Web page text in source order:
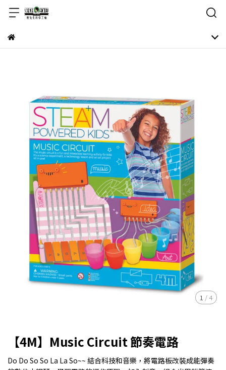
1 / 4
【4M】Music Circuit 節奏電路
Do Do So So La La So~~ 結合科技和音樂，將電路板改裝成能彈奏